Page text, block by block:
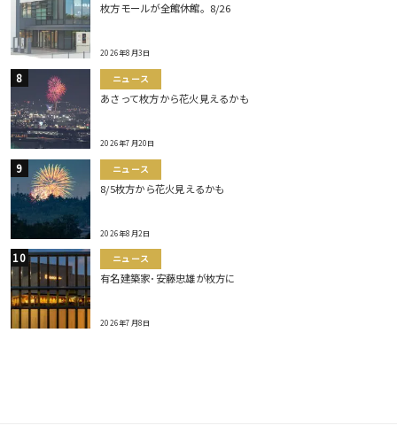
枚方モールが全館休館。8/26
2026年8月3日
ニュース
あさって枚方から花火見えるかも
2026年7月20日
ニュース
8/5枚方から花火見えるかも
2026年8月2日
ニュース
有名建築家･安藤忠雄が枚方に
2026年7月8日